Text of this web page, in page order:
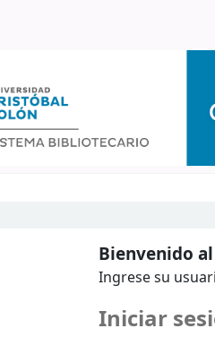
Bienvenido
Ingrese su
Iniciar